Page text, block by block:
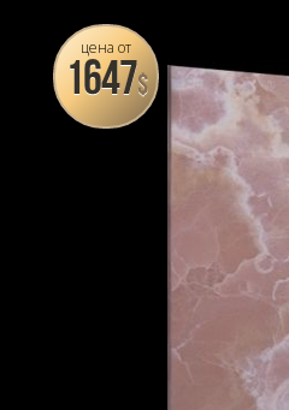
цена от
1647$